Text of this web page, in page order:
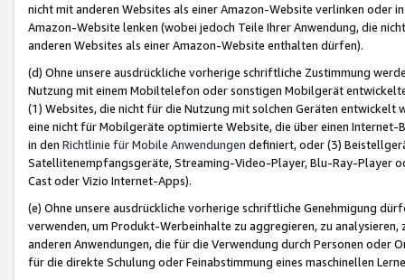
nicht mit anderen Websites als einer Amazon-Website verlinken oder
Amazon-Website lenken (wobei jedoch Teile Ihrer Anwendung, die
anderen Websites als einer Amazon-Website enthalten dürfen).
(d) Ohne unsere ausdrückliche vorherige schriftliche Zustimmung
Nutzung mit einem Mobiltelefon oder sonstigen Mobilgerät
(1) Websites, die nicht für die Nutzung mit solchen Geräten
eine nicht für Mobilgeräte optimierte Website, die über einen
in den Richtlinie für Mobile Anwendungen definiert, oder (3)
Satellitenempfangsgeräte, Streaming-Video-Player, Blu-Ray-Player
Cast oder Vizio Internet-Apps).
(e) Ohne unsere ausdrückliche vorherige schriftliche Genehmigung
verwenden, um Produkt-Werbeinhalte zu aggregieren, zu
anderen Anwendungen, die für die Verwendung durch Personen
für die direkte Schulung oder Feinabstimmung eines maschinellen